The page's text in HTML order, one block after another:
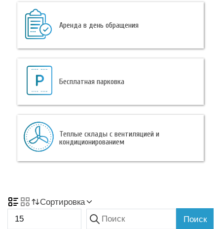
Аренда в день обращения
Бесплатная парковка
Теплые склады с вентиляцией и
кондиционированием
Сортировка
Поиск